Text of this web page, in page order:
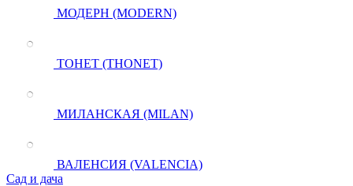
МОДЕРН (MODERN)
ТОНЕТ (THONET)
МИЛАНСКАЯ (MILAN)
ВАЛЕНСИЯ (VALENCIA)
Сад и дача